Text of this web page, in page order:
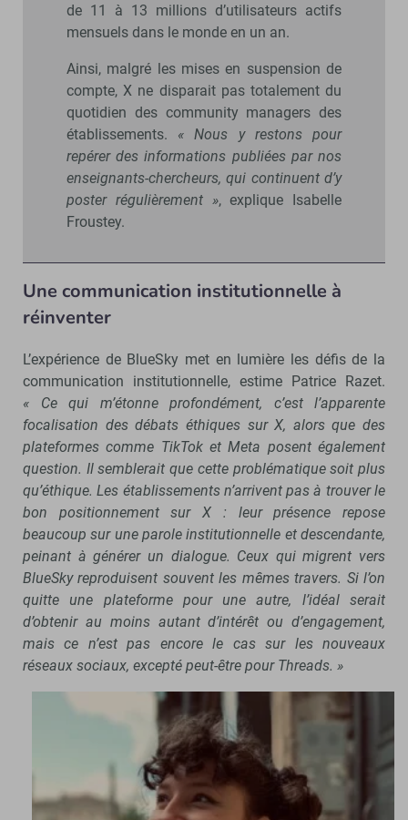
de 11 à 13 millions d’utilisateurs actifs
mensuels dans le monde en un an.
Ainsi, malgré les mises en suspension de
compte, X ne disparait pas totalement du
quotidien des community managers des
établissements. « Nous y restons pour
repérer des informations publiées par nos
enseignants-chercheurs, qui continuent d’y
poster régulièrement », explique Isabelle
Froustey.
Une communication institutionnelle à
réinventer
L’expérience de BlueSky met en lumière les défis de la
communication institutionnelle, estime Patrice Razet.
« Ce qui m’étonne profondément, c’est l’apparente
focalisation des débats éthiques sur X, alors que des
plateformes comme TikTok et Meta posent également
question. Il semblerait que cette problématique soit plus
qu’éthique. Les établissements n’arrivent pas à trouver le
bon positionnement sur X : leur présence repose
beaucoup sur une parole institutionnelle et descendante,
peinant à générer un dialogue. Ceux qui migrent vers
BlueSky reproduisent souvent les mêmes travers. Si l’on
quitte une plateforme pour une autre, l’idéal serait
d’obtenir au moins autant d’intérêt ou d’engagement,
mais ce n’est pas encore le cas sur les nouveaux
réseaux sociaux, excepté peut-être pour Threads. »